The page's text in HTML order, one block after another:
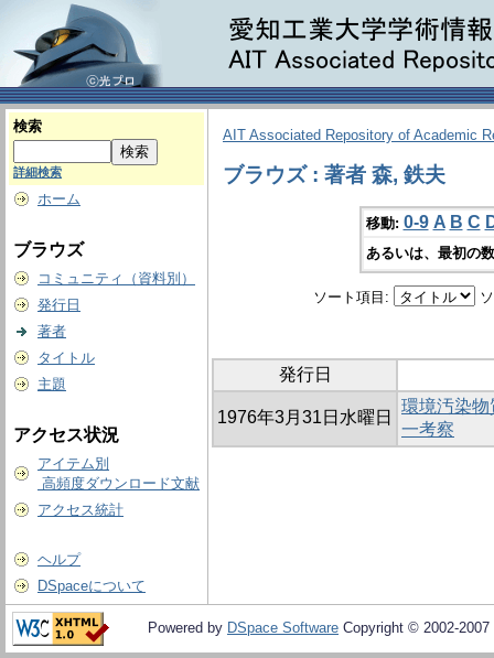
検索
詳細検索
ホーム
ブラウズ
コミュニティ（資料別）
発行日
著者
タイトル
主題
アクセス状況
アイテム別
高頻度ダウンロード文献
アクセス統計
ヘルプ
DSpaceについて
AIT Associated Repository of Academic
ブラウズ : 著者 森, 鉄夫
移動: 0-9 A B C
あるいは、最初の
ソート項目:
発行日
1976年3月31日水曜日
環境汚染
一考察
Powered by DSpace Software Copyright © 2002-2007